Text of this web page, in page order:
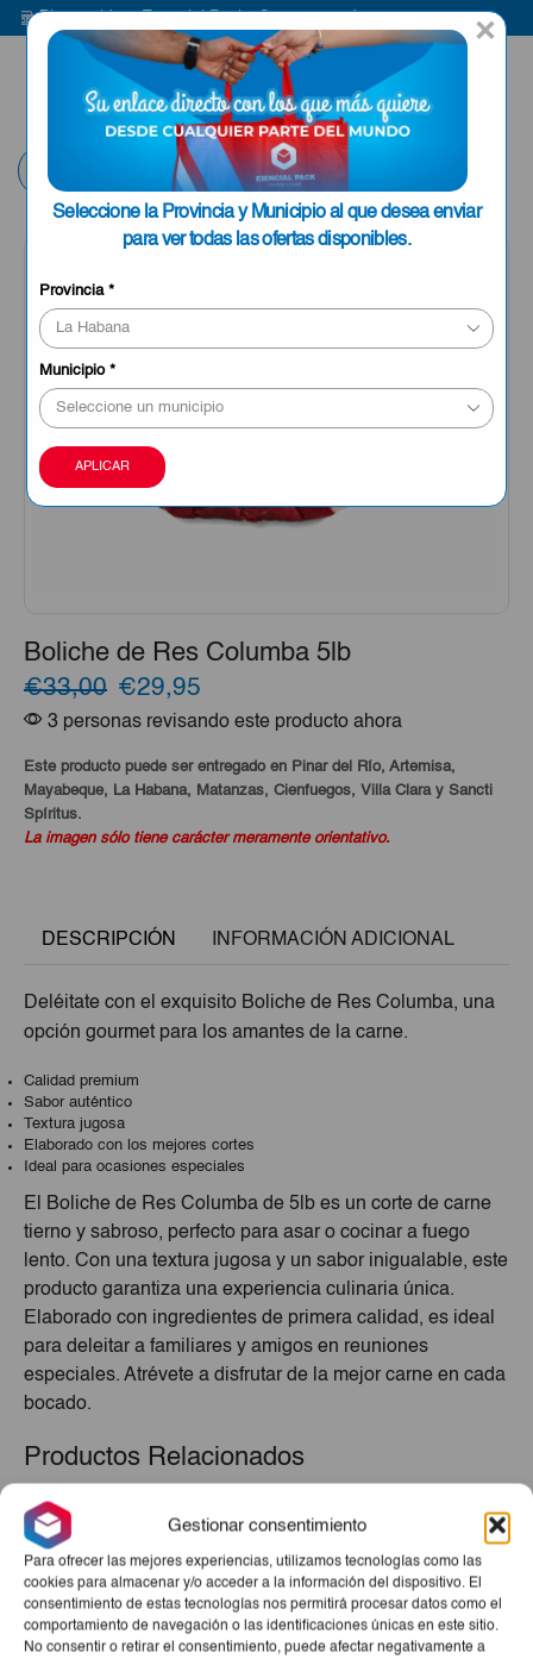
Gestionar consentimiento
Para ofrecer las mejores experiencias, utilizamos tecnologías como las
cookies para almacenar y/o acceder a la información del dispositivo. El
consentimiento de estas tecnologías nos permitirá procesar datos como el
comportamiento de navegación o las identificaciones únicas en este sitio.
No consentir o retirar el consentimiento, puede afectar negativamente a
×
Seleccione la Provincia y Municipio al que desea enviar
para ver todas las ofertas disponibles.
Provincia*
Municipio*
APLICAR
Bienvenido a Esencial Pack
ENVIAR A LA
HABANA
Boliche de Res Columba 5lb
€33,00 El
precio
original
€33,00.
€29,95
precio
actual
€29,95.
3 personas revisando este producto ahora
Este producto puede ser entregado en Pinar del Río, Artemisa,
Mayabeque, La Habana, Matanzas, Cienfuegos, Villa Clara y Sancti
Spíritus.
La imagen sólo tiene carácter meramente orientativo.
DESCRIPCIÓN INFORMACIÓN ADICIONAL
Deléitate con el exquisito Boliche de Res Columba, una
opción gourmet para los amantes de la carne.
Calidad premium
Sabor auténtico
Textura jugosa
Elaborado con los mejores cortes
Ideal para ocasiones especiales
El Boliche de Res Columba de 5lb es un corte de carne
tierno y sabroso, perfecto para asar o cocinar a fuego
lento. Con una textura jugosa y un sabor inigualable, este
producto garantiza una experiencia culinaria única.
Elaborado con ingredientes de primera calidad, es ideal
para deleitar a familiares y amigos en reuniones
especiales. Atrévete a disfrutar de la mejor carne en cada
bocado.
Productos Relacionados